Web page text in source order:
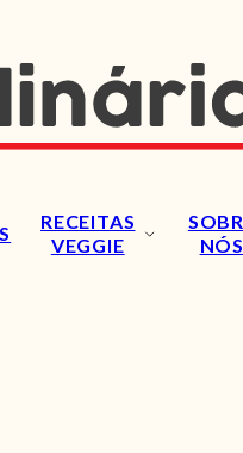
RECEITAS
VEGGIE
NÓS